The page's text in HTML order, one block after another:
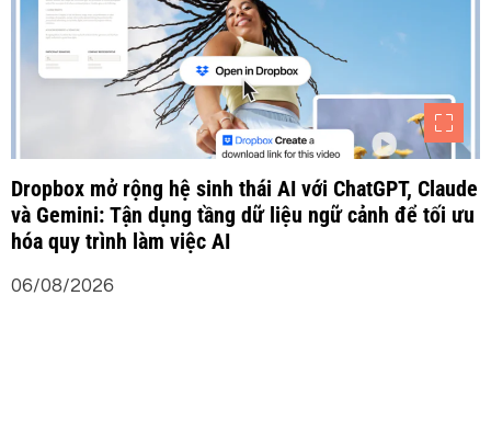
Dropbox mở rộng hệ sinh thái AI với ChatGPT, Claude
và Gemini: Tận dụng tầng dữ liệu ngữ cảnh để tối ưu
hóa quy trình làm việc AI
06/08/2026